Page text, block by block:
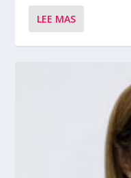
LEE MAS